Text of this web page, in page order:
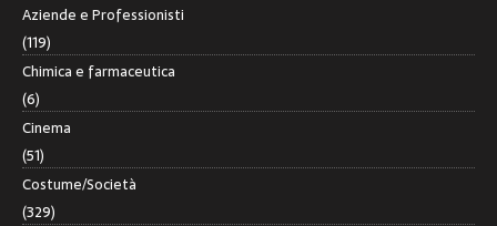
Aziende e Professionisti
(119)
Chimica e farmaceutica
(6)
Cinema
(51)
Costume/Società
(329)